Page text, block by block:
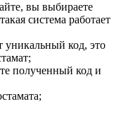
вы выбираете
система работает
уникальный код, это
полученный код и